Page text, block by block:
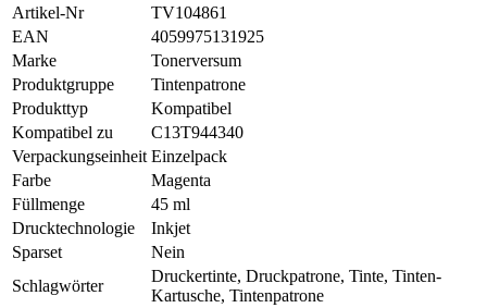
Artikel-Nr
TV104861
EAN
4059975131925
Marke
Tonerversum
Produktgruppe
Tintenpatrone
Produkttyp
Kompatibel
Kompatibel zu
C13T944340
Verpackungseinheit Einzelpack
Farbe
Magenta
Füllmenge
45 ml
Drucktechnologie
Inkjet
Sparset
Nein
Schlagwörter
Druckertinte, Druckpatrone, Tinte, Tinten-
Kartusche, Tintenpatrone